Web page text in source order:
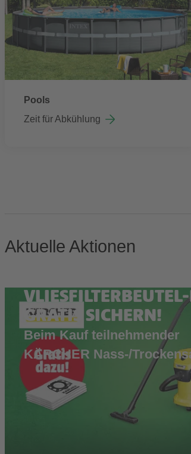
Pools
Zeit für Abkühlung
Aktuelle Aktionen
GRATIS SICHERN!
Beim Kauf teilnehmender
KÄRCHER Nass-/